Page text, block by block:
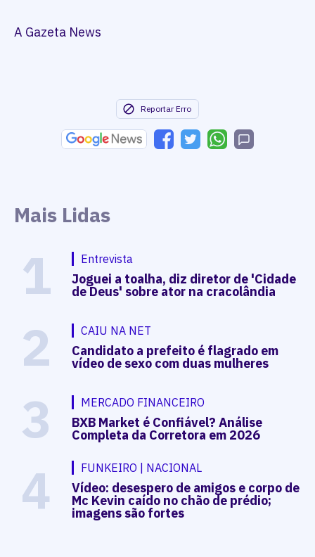
A Gazeta News
Reportar Erro
Mais Lidas
1 Entrevista
Joguei a toalha, diz diretor de 'Cidade
de Deus' sobre ator na cracolândia
2 CAIU NA NET
Candidato a prefeito é flagrado em
vídeo de sexo com duas mulheres
3 MERCADO FINANCEIRO
BXB Market é Confiável? Análise
Completa da Corretora em 2026
4 FUNKEIRO | NACIONAL
Vídeo: desespero de amigos e corpo de
Mc Kevin caído no chão de prédio;
imagens são fortes